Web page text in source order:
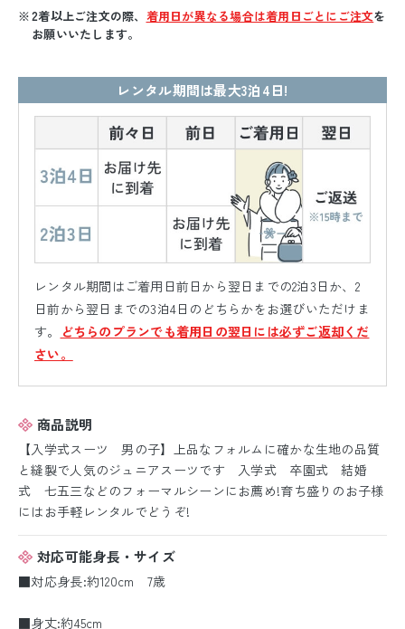
2着以上ご注文の際、 着用日が異なる場合は着用日ごとにご注文を
お願いいたします。
レンタル期間は最大3泊4日!
レンタル期間はご着用日前日から翌日までの2泊3日か、2
日前から翌日までの3泊4日のどちらかをお選びいただけま
す。
どちらのプランでも着用日の翌日には必ずご返却くだ
さい。
商品説明
【入学式スーツ 男の子】上品なフォルムに確かな生地の品質
と縫製で人気のジュニアスーツです 入学式 卒園式 結婚
式 七五三などのフォーマルシーンにお薦め!育ち盛りのお子様
にはお手軽レンタルでどうぞ!
対応可能身長・サイズ
■対応身長:約120cm 7歳
■身丈:約45cm